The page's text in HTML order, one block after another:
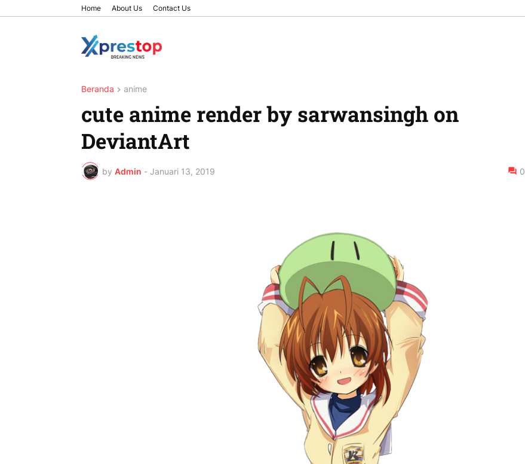
Home About Us Contact Us
Beranda anime
cute anime render by sarwansingh on
DeviantArt
by Admin - Januari 13, 2019 0